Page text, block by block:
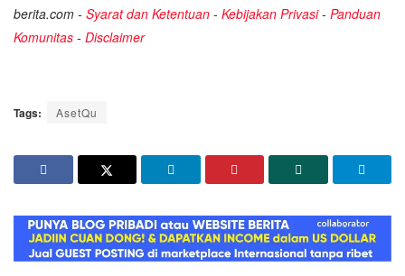
berita.com - Syarat dan Ketentuan - Kebijakan Privasi- Panduan
Komunitas - Disclaimer
Tags: AsetQu